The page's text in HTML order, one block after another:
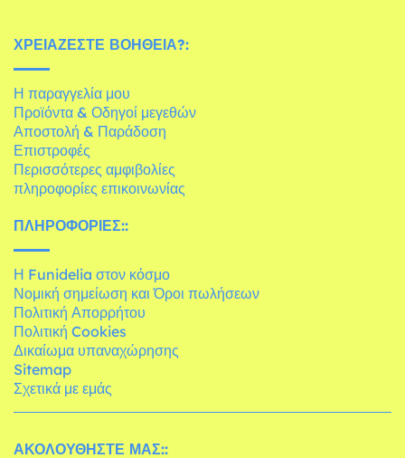
ΧΡΕΙΆΖΕΣΤΕ ΒΟΉΘΕΙΑ?:
Η παραγγελία μου
Προϊόντα & Οδηγοί μεγεθών
Αποστολή & Παράδοση
Επιστροφές
Περισσότερες αμφιβολίες
πληροφορίες επικοινωνίας
ΠΛΗΡΟΦΟΡΊΕΣ::
Η Funidelia στον κόσμο
Νομική σημείωση και Όροι πωλήσεων
Πολιτική Απορρήτου
Πολιτική Cookies
Δικαίωμα υπαναχώρησης
Sitemap
Σχετικά με εμάς
ΑΚΟΛΟΥΘΉΣΤΕ ΜΑΣ::